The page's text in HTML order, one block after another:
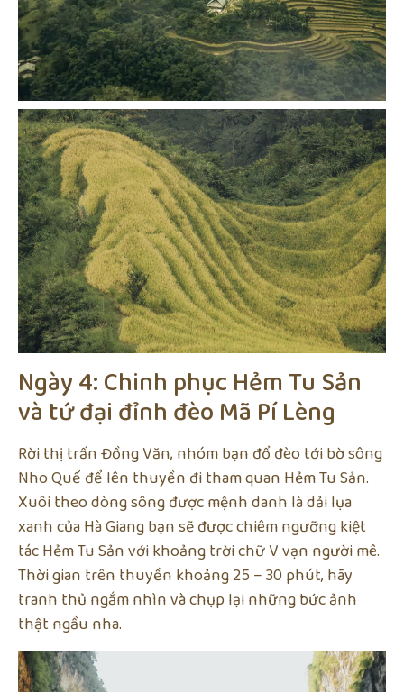
Ngày 4: Chinh phục Hẻm Tu Sản
và tứ đại đỉnh đèo Mã Pí Lèng
Rời thị trấn Đồng Văn, nhóm bạn đổ đèo tới bờ sông
Nho Quế để lên thuyền đi tham quan Hẻm Tu Sản.
Xuôi theo dòng sông được mệnh danh là dải lụa
xanh của Hà Giang bạn sẽ được chiêm ngưỡng kiệt
tác Hẻm Tu Sản với khoảng trời chữ V vạn người mê.
Thời gian trên thuyền khoảng 25 – 30 phút, hãy
tranh thủ ngắm nhìn và chụp lại những bức ảnh
thật ngầu nha.